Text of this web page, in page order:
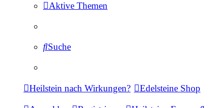
Aktive Themen
Suche
Heilstein nach Wirkungen? Edelsteine Shop